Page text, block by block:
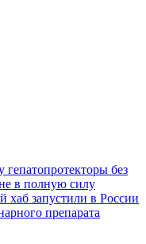
без
в полную силу
хаб запустили в России
препарата